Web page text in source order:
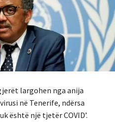
largohen nga anija
në Tenerife, ndërsa
është një tjetër COVID’.